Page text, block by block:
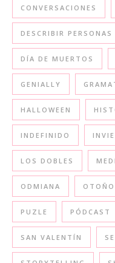
CONVERSACIONES
DESCRIBIR PERSONAS
DÍA DE MUERTOS
GENIALLY
HALLOWEEN
INDEFINIDO
LOS DOBLES
ODMIANA OTOÑO
PUZLE PÓDCAST
SAN VALENTÍN